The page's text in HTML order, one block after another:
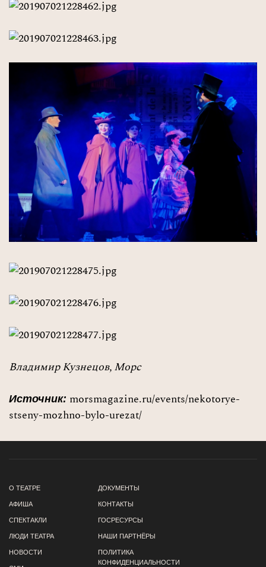
Владимир Кузнецов, Морс
Источник: morsmagazine.ru/events/nekotorye-
stseny-mozhno-bylo-urezat/
О ТЕАТРЕ
АФИША
СПЕКТАКЛИ
ЛЮДИ ТЕАТРА
НОВОСТИ
ДОКУМЕНТЫ
КОНТАКТЫ
ГОСРЕСУРСЫ
НАШИ ПАРТНЁРЫ
ПОЛИТИКА
КОНФИДЕНЦИАЛЬНОСТИ